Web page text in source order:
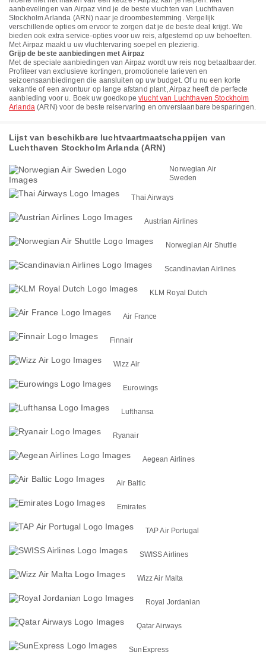
aanbevelingen van Airpaz vind je de beste vluchten van Luchthaven
Stockholm Arlanda (ARN) naar je droombestemming. Vergelijk
verschillende opties om ervoor te zorgen dat je de beste deal krijgt. We
bieden ook extra service-opties voor uw reis, afgestemd op uw behoeften.
Met Airpaz maakt u uw vluchtervaring soepel en plezierig.
Grijp de beste aanbiedingen met Airpaz
Met de speciale aanbiedingen van Airpaz wordt uw reis nog betaalbaarder.
Profiteer van exclusieve kortingen, promotionele tarieven en
seizoensaanbiedingen die aansluiten op uw budget. Of u nu een korte
vakantie of een avontuur op lange afstand plant, Airpaz heeft de perfecte
aanbieding voor u. Boek uw goedkopevlucht van Luchthaven Stockholm
Arlanda(ARN) voor de beste reiservaring en onverslaanbare besparingen.
Lijst van beschikbare luchtvaartmaatschappijen van
Luchthaven Stockholm Arlanda (ARN)
Norwegian Air
Sweden
Thai Airways
Austrian Airlines
Norwegian Air Shuttle
Scandinavian Airlines
KLM Royal Dutch
Air France
Finnair
Wizz Air
Eurowings
Lufthansa
Ryanair
Aegean Airlines
Air Baltic
Emirates
TAP Air Portugal
SWISS Airlines
Wizz Air Malta
Royal Jordanian
Qatar Airways
SunExpress